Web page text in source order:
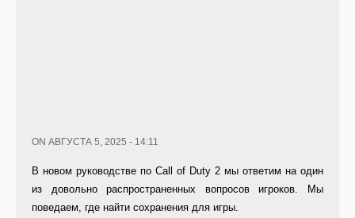
ON АВГУСТА 5, 2025 - 14:11
В новом руководстве по Call of Duty 2 мы ответим на один
из довольно распространенных вопросов игроков. Мы
поведаем, где найти сохранения для игры.